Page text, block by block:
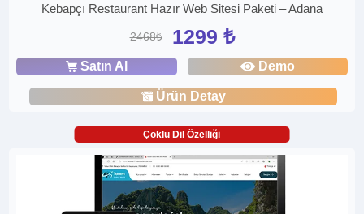
Kebapçı Restaurant Hazır Web Sitesi Paketi – Adana
2468₺ 1299 ₺
Satın Al Demo
Ürün Detay
Çoklu Dil Özelliği